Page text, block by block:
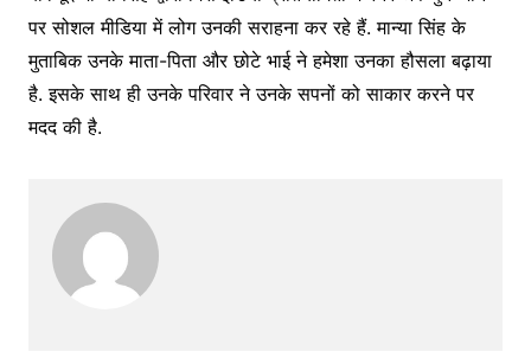
पर सोशल मीडिया में लोग उनकी सराहना कर रहे हैं. मान्या सिंह के
मुताबिक उनके माता-पिता और छोटे भाई ने हमेशा उनका हौसला बढ़ाया
है. इसके साथ ही उनके परिवार ने उनके सपनों को साकार करने पर
मदद की है.